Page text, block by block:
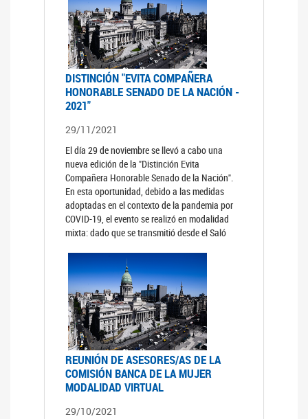
DISTINCIÓN "EVITA COMPAÑERA
HONORABLE SENADO DE LA NACIÓN -
2021"
29/11/2021
El día 29 de noviembre se llevó a cabo una
nueva edición de la "Distinción Evita
Compañera Honorable Senado de la Nación".
En esta oportunidad, debido a las medidas
adoptadas en el contexto de la pandemia por
COVID-19, el evento se realizó en modalidad
mixta: dado que se transmitió desde el Saló
REUNIÓN DE ASESORES/AS DE LA
COMISIÓN BANCA DE LA MUJER
MODALIDAD VIRTUAL
29/10/2021